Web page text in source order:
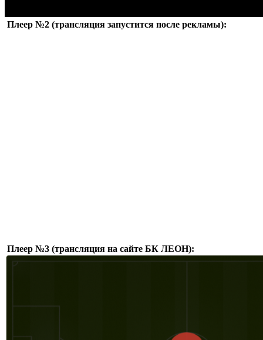
Плеер №2 (трансляция запустится после рекламы):
Плеер №3 (трансляция на сайте БК ЛЕОН):